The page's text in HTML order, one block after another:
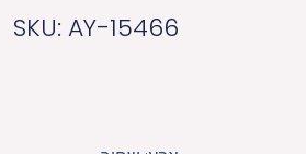
SKU: AY-15466